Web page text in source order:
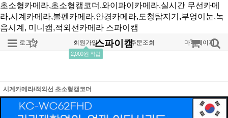
초소형카메라,초소형캠코더,와이파이카메라,실시간 무선카메
라,시계카메라,볼펜카메라,안경카메라,도청탐지기,부엉이눈,녹
음시계, 미니캠,적외선카메라 스파이캠
로그인 회원가입
2,000원 적립
주문조회 마이페이지
스파이캠
시계카메라/적외선 초소형캠코더